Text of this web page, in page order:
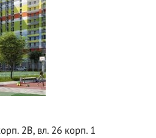
2B, вл. 26 корп. 1